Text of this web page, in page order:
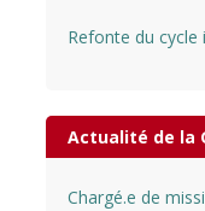
Refonte du cycle
Actualité de la
Chargé.e de